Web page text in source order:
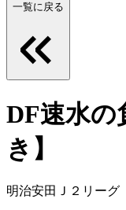
一覧に戻る
DF速水の
き】
明治安田Ｊ２リーグ